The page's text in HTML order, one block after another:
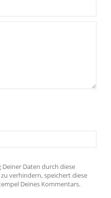
Daten durch diese
verhindern, speichert diese
Deines Kommentars.